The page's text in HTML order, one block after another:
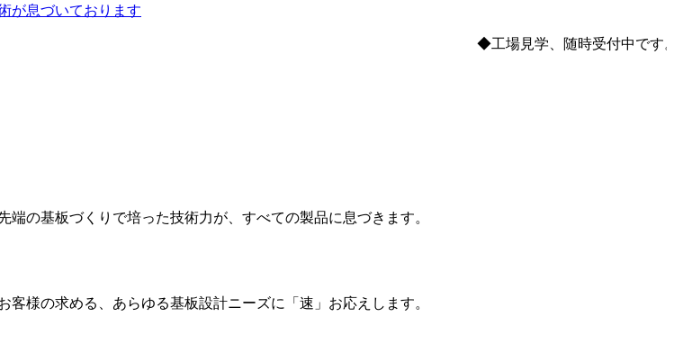
◆工場見学、随時受付中です。
の基板づくりで培った技術力が、すべての製品に息づきます。
様の求める、あらゆる基板設計ニーズに「速」お応えします。